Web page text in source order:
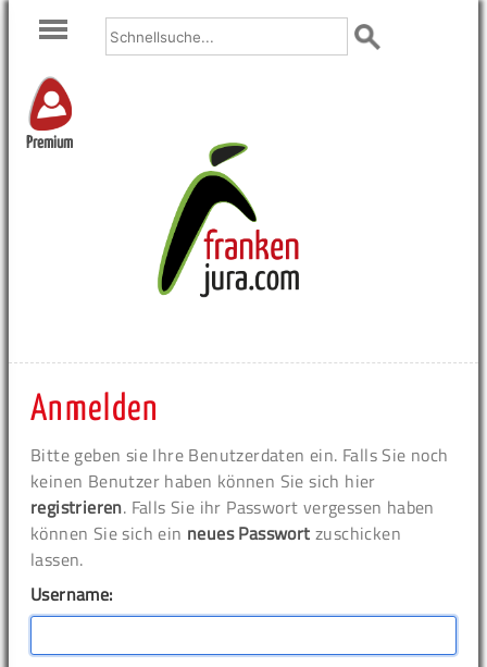
Premium
Anmelden
Bitte geben sie Ihre Benutzerdaten ein. Falls Sie noch
keinen Benutzer haben können Sie sich hier
registrieren. Falls Sie ihr Passwort vergessen haben
können Sie sich ein neues Passwort zuschicken
lassen.
Username: